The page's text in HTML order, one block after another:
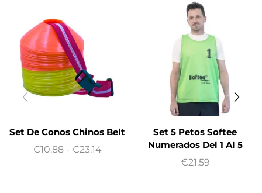
Set De Conos Chinos Belt
€10.88 - €23.14
Set 5 Petos Softee
Numerados Del 1 Al 5
€21.59